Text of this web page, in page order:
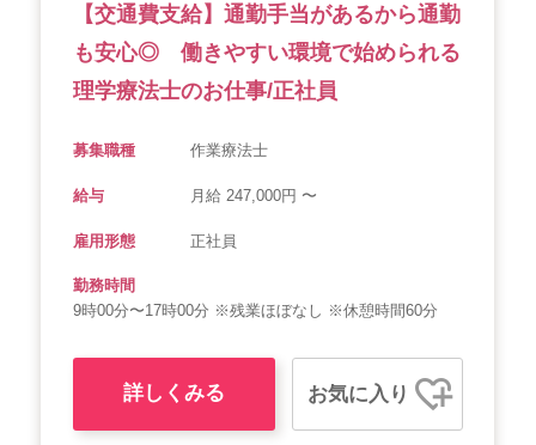
【交通費支給】通勤手当があるから通勤
も安心◎ 働きやすい環境で始められる
理学療法士のお仕事/正社員
募集職種 作業療法士
給与 月給 247,000円 〜
雇用形態 正社員
勤務時間
9時00分〜17時00分 ※残業ほぼなし ※休憩時間60分
詳しくみる お気に入り